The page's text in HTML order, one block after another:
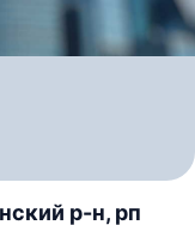
р-н, рп